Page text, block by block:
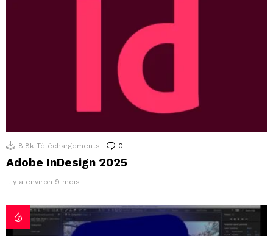
8.8k Téléchargements 0
Adobe InDesign 2025
il y a environ 9 mois